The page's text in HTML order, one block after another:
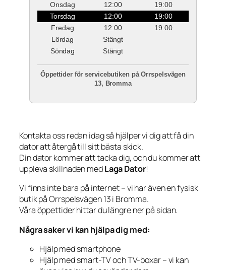
Onsdag
12:00
19:00
Torsdag
12:00
19:00
Fredag
12:00
19:00
Lördag
Stängt
Söndag
Stängt
Öppettider för servicebutiken på Orrspelsvägen
13, Bromma
Kontakta oss redan idag så hjälper vi dig att få din
dator att återgå till sitt bästa skick.
Din dator kommer att tacka dig, och du kommer att
uppleva skillnaden medLaga Dator!
Vi finns inte bara på internet – vi har även en fysisk
butik på Orrspelsvägen 13 i Bromma.
Våra öppettider hittar du längre ner på sidan.
Några saker vi kan hjälpa dig med:
Hjälp med smartphone
Hjälp med smart-TV och TV-boxar – vi kan